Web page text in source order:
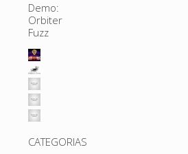
Demo:
Orbiter
Fuzz
CATEGORIAS